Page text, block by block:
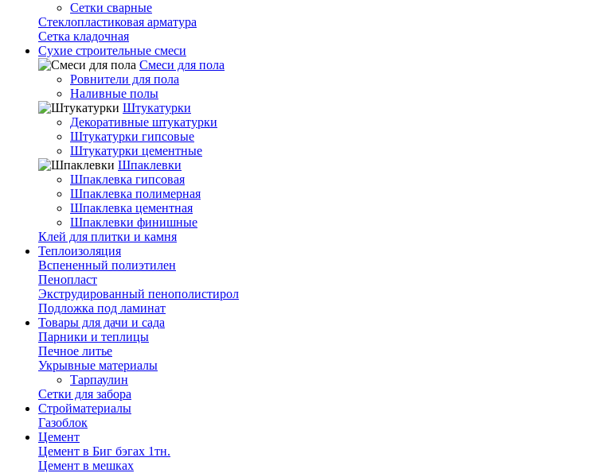
Сетки сварные
Стеклопластиковая арматура
Сетка кладочная
Сухие строительные смеси
Смеси для пола
Ровнители для пола
Наливные полы
Штукатурки
Декоративные штукатурки
Штукатурки гипсовые
Штукатурки цементные
Шпаклевки
Шпаклевка гипсовая
Шпаклевка полимерная
Шпаклевка цементная
Шпаклевки финишные
Клей для плитки и камня
Теплоизоляция
Вспененный полиэтилен
Пенопласт
Экструдированный пенополистирол
Подложка под ламинат
Товары для дачи и сада
Парники и теплицы
Печное литье
Укрывные материалы
Тарпаулин
Сетки для забора
Стройматериалы
Газоблок
Цемент
Цемент в Биг бэгах 1тн.
Цемент в мешках